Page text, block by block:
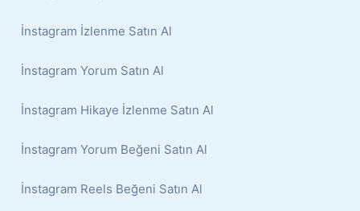
İnstagram İzlenme Satın Al
İnstagram Yorum Satın Al
İnstagram Hikaye İzlenme Satın Al
İnstagram Yorum Beğeni Satın Al
İnstagram Reels Beğeni Satın Al